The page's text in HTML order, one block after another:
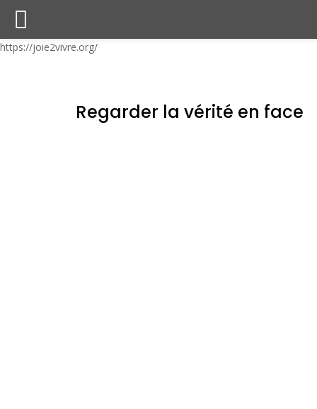
https://joie2vivre.org/
Regarder la vérité en face